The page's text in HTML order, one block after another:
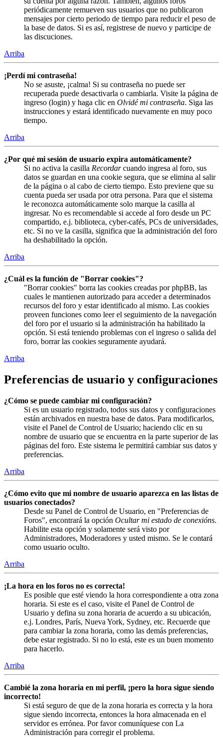
periódicamente remueven sus usuarios que no publicaron
mensajes por cierto periodo de tiempo para reducir el peso de
la base de datos. Si es así, registrese de nuevo y participe de
las discuciones.
Arriba
¡Perdí mi contraseña!
No se asuste, ¡calma! Si su contraseña no puede ser
recuperada puede desactivarla o cambiarla. Visite la página de
ingreso (login) y haga clic en Olvidé mi contraseña. Siga las
instrucciones y estará identificado nuevamente en muy poco
tiempo.
Arriba
¿Por qué mi sesión de usuario expira automáticamente?
Si no activa la casilla Recordarcuando ingresa al foro, sus
datos se guardan en una cookie segura, que se elimina al salir
de la página o al cabo de cierto tiempo. Esto previene que su
cuenta pueda ser usada por otra persona. Para que el sistema
le reconozca automáticamente solo marque la casilla al
ingresar. No es recomendable si accede al foro desde un PC
compartido, e.j. biblioteca, cyber-cafés, PCs de universidades,
etc. Si no ve la casilla, significa que la administración del foro
ha deshabilitado la opción.
Arriba
¿Cuál es la función de "Borrar cookies"?
"Borrar cookies" borra las cookies creadas por phpBB, las
cuales le mantienen autorizado para acceder a determinados
recursos del foro y estar identificado al mismo. Las cookies
proveen funciones como leer el seguimiento de la navegación
del foro por el usuario si la administración ha habilitado la
opción. Si está teniendo problemas con el ingreso o salida del
foro, borrar las cookies seguramente ayudará.
Arriba
Preferencias de usuario y configuraciones
¿Cómo se puede cambiar mi configuración?
Si es un usuario registrado, todos sus datos y configuraciones
están archivados en nuestra base de datos. Para modificarlos,
visite el Panel de Control de Usuario; haciendo clic en su
nombre de usuario que se encuentra en la parte superior de las
páginas del foro. Este sistema le permitirá cambiar sus datos y
preferencias.
Arriba
¿Cómo evito que mi nombre de usuario aparezca en las listas de
usuarios conectados?
Desde su Panel de Control de Usuario, en "Preferencias de
Foros", encontrará la opción Ocultar mi estado de conexións.
Habilite esta opción y solamente será visto por
Administradores, Moderadores y usted mismo. Se le contará
como usuario oculto.
Arriba
¡La hora en los foros no es correcta!
Es posible que esté viendo la hora correspondiente a otra zona
horaria. Si este es el caso, visite el Panel de Control de
Usuario y defina su zona horaria de acuerdo a su ubicación,
e.j. Londres, París, Nueva York, Sydney, etc. Recuerde que
para cambiar la zona horaria, como las demás preferencias,
debe estar registrado. Si no lo está, este es un buen momento
para hacerlo.
Arriba
Cambié la zona horaria en mi perfil, ¡pero la hora sigue siendo
incorrecto!
Si está seguro de que de la zona horaria es correcta y la hora
sigue siendo incorrecta, entonces la hora almacenada en el
servidor es errónea. Por favor comuníquese con La
Administración para corregir el problema.